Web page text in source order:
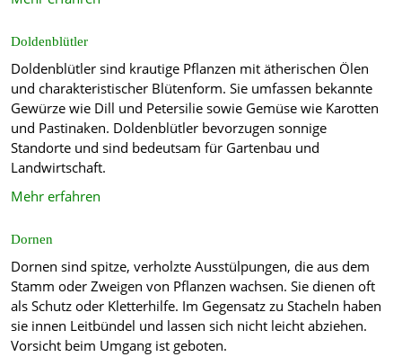
Doldenblütler
Doldenblütler sind krautige Pflanzen mit ätherischen Ölen
und charakteristischer Blütenform. Sie umfassen bekannte
Gewürze wie Dill und Petersilie sowie Gemüse wie Karotten
und Pastinaken. Doldenblütler bevorzugen sonnige
Standorte und sind bedeutsam für Gartenbau und
Landwirtschaft.
Mehr erfahren
Dornen
Dornen sind spitze, verholzte Ausstülpungen, die aus dem
Stamm oder Zweigen von Pflanzen wachsen. Sie dienen oft
als Schutz oder Kletterhilfe. Im Gegensatz zu Stacheln haben
sie innen Leitbündel und lassen sich nicht leicht abziehen.
Vorsicht beim Umgang ist geboten.